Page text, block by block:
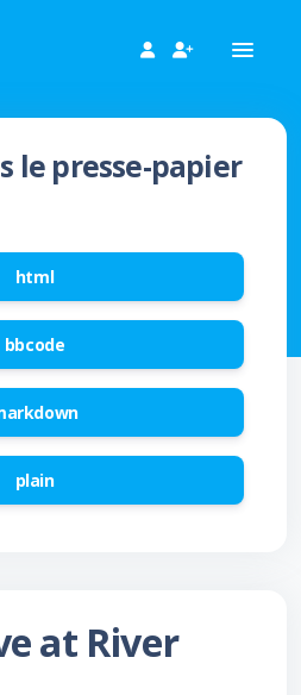
le presse-papier
html
bbcode
plain
at River